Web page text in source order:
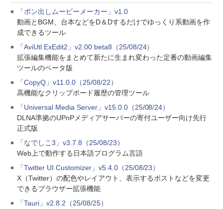
「ポン出しムービーメーカー」v1.0
動画とBGM、台本などをD＆Dするだけでゆっくり系動画を作
成できるツール
「AviUtl ExEdit2」v2.00 beta8（25/08/24）
拡張編集機能をまとめて新たに生まれ変わった定番の動画編集
ツールのベータ版
「CopyQ」v11.0.0（25/08/22）
高機能なクリップボード履歴の管理ツール
「Universal Media Server」v15.0.0（25/08/24）
DLNA準拠のUPnPメディアサーバーの寄付ユーザー向け先行
正式版
「なでしこ3」v3.7.8（25/08/23）
Web上で動作する日本語プログラム言語
「Twitter UI Customizer」v5.4.0（25/08/23）
X（Twitter）の配色やレイアウト、表示するポストなどを変更
できるブラウザー拡張機能
「Tauri」v2.8.2（25/08/25）